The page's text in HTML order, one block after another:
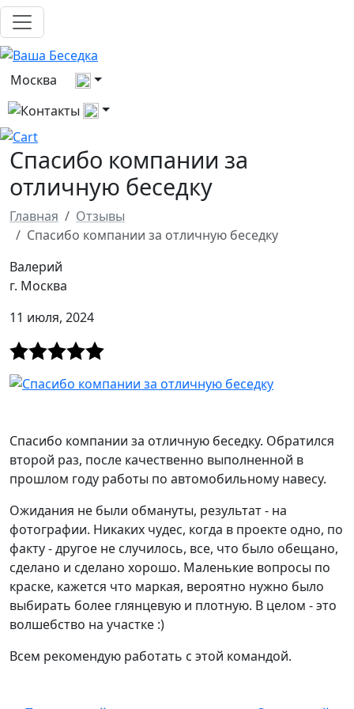
Москва
Выберите город
Все контакты
Спасибо компании за
отличную беседку
Главная
Отзывы
Спасибо компании за отличную беседку
Валерий
г. Москва
11 июля, 2024
Спасибо компании за отличную беседку. Обратился
второй раз, после качественно выполненной в
прошлом году работы по автомобильному навесу.
Ожидания не были обмануты, результат - на
фотографии. Никаких чудес, когда в проекте одно, по
факту - другое не случилось, все, что было обещано,
сделано и сделано хорошо. Маленькие вопросы по
краске, кажется что маркая, вероятно нужно было
выбирать более глянцевую и плотную. В целом - это
волшебство на участке :)
Всем рекомендую работать с этой командой.